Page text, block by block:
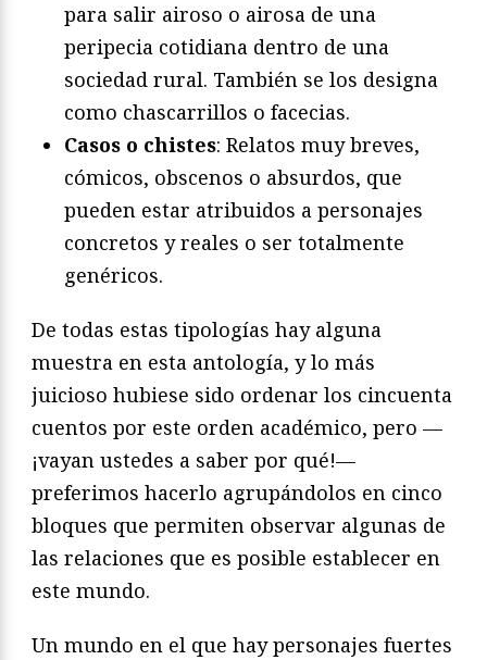
para salir airoso o airosa de una
peripecia cotidiana dentro de una
sociedad rural. También se los designa
como chascarrillos o facecias.
Casos o chistes: Relatos muy breves,
cómicos, obscenos o absurdos, que
pueden estar atribuidos a personajes
concretos y reales o ser totalmente
genéricos.
De todas estas tipologías hay alguna
muestra en esta antología, y lo más
juicioso hubiese sido ordenar los cincuenta
cuentos por este orden académico, pero —
¡vayan ustedes a saber por qué!—
preferimos hacerlo agrupándolos en cinco
bloques que permiten observar algunas de
las relaciones que es posible establecer en
este mundo.
Un mundo en el que hay personajes fuertes